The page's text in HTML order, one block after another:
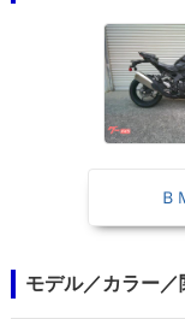
Ｂ
モデル／カラー／